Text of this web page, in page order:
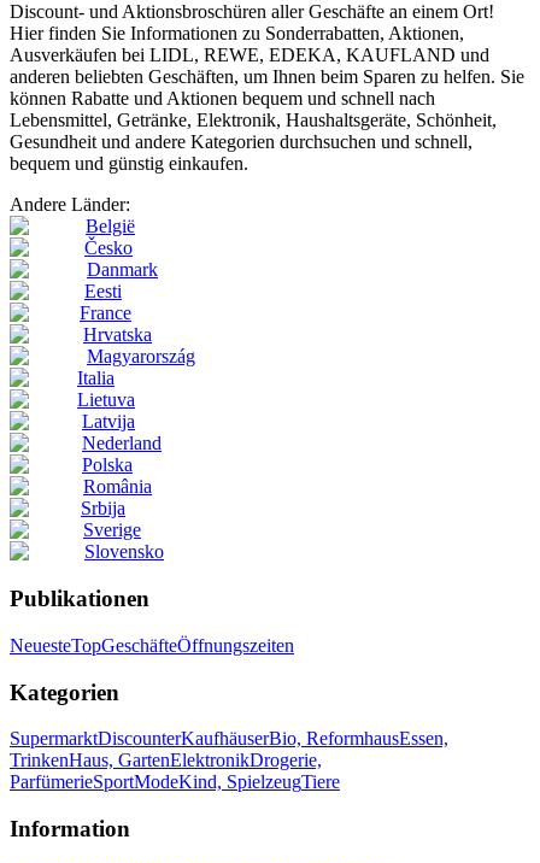
Discount- und Aktionsbroschüren aller Geschäfte an einem Ort!
Hier finden Sie Informationen zu Sonderrabatten, Aktionen,
Ausverkäufen bei LIDL, REWE, EDEKA, KAUFLAND und
anderen beliebten Geschäften, um Ihnen beim Sparen zu helfen. Sie
können Rabatte und Aktionen bequem und schnell nach
Lebensmittel, Getränke, Elektronik, Haushaltsgeräte, Schönheit,
Gesundheit und andere Kategorien durchsuchen und schnell,
bequem und günstig einkaufen.
Andere Länder:
België
Česko
Danmark
Eesti
France
Hrvatska
Magyarország
Italia
Lietuva
Latvija
Nederland
Polska
România
Srbija
Sverige
Slovensko
Publikationen
NeuesteTopGeschäfteÖffnungszeiten
Kategorien
SupermarktDiscounterKaufhäuserBio, ReformhausEssen,
TrinkenHaus, GartenElektronikDrogerie,
ParfümerieSportModeKind, SpielzeugTiere
Information